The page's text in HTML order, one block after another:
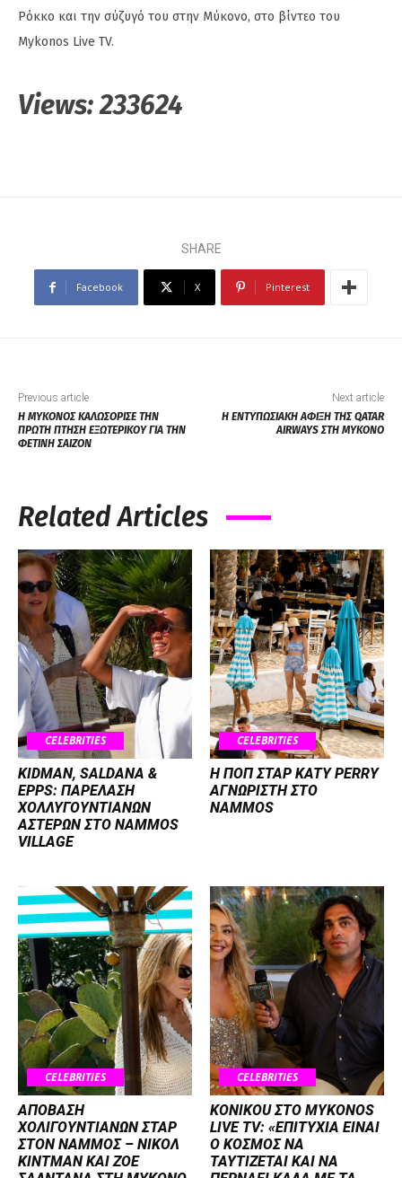
Ρόκκο και την σύζυγό του στην Μύκονο, στο βίντεο του
Mykonos Live TV.
Views:233624
SHARE
Facebook X Pinterest
Previous article
Η ΜΥΚΟΝΟΣ ΚΑΛΩΣΟΡΙΣΕ ΤΗΝ
ΠΡΩΤΗ ΠΤΗΣΗ ΕΞΩΤΕΡΙΚΟΥ ΓΙΑ ΤΗΝ
ΦΕΤΙΝΗ ΣΑΙΖΟΝ
Next article
Η ΕΝΤΥΠΩΣΙΑΚΗ ΑΦΙΞΗ ΤΗΣ QATAR
AIRWAYS ΣΤΗ ΜΥΚΟΝΟ
Related Articles
CELEBRITIES
KIDMAN, SALDANA &
EPPS: ΠΑΡΕΛΑΣΗ
ΧΟΛΛΥΓΟΥΝΤΙΑΝΩΝ
ΑΣΤΕΡΩΝ ΣΤΟ NAMMOS
VILLAGE
CELEBRITIES
H ΠΟΠ ΣΤΑΡ KATY PERRY
ΑΓΝΩΡΙΣΤΗ ΣΤΟ
NAMMOS
CELEBRITIES
ΑΠΟΒΑΣΗ
ΧΟΛΙΓΟΥΝΤΙΑΝΩΝ ΣΤΑΡ
ΣΤΟΝ NΑΜΜΟΣ – ΝΙΚΟΛ
ΚΙΝΤΜΑΝ ΚΑΙ ΖΟΕ
CELEBRITIES
KONIKOU ΣΤΟ MYKONOS
LIVE TV: «ΕΠΙΤΥΧΙΑ ΕΙΝΑΙ
Ο ΚΟΣΜΟΣ ΝΑ
ΤΑΥΤΙΖΕΤΑΙ KAI ΝΑ